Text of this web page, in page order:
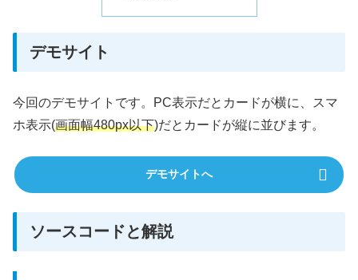
デモサイト
今回のデモサイトです。PC表示だとカードが横に、スマ
ホ表示(画面幅480px以下)だとカードが縦に並びます。
デモサイトへ
ソースコードと解説